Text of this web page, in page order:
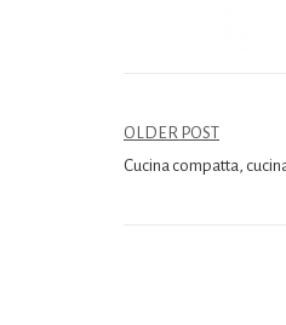
OLDER POST
Cucina compatta,